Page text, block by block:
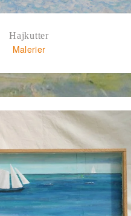
Hajkutter
Malerier